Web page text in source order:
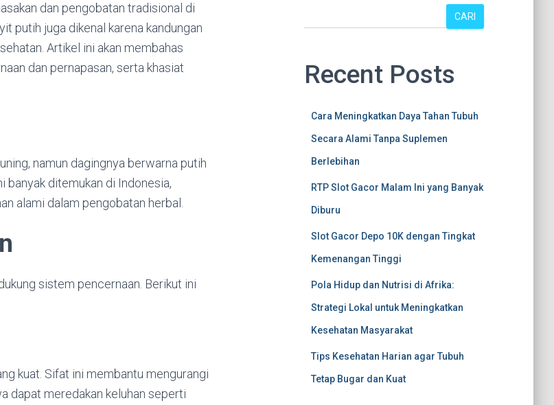
dan pengobatan tradisional di
putih juga dikenal karena kandungan
Artikel ini akan membahas
dan pernapasan, serta khasiat
namun dagingnya berwarna putih
banyak ditemukan di Indonesia,
alami dalam pengobatan herbal.
sistem pencernaan. Berikut ini
kuat. Sifat ini membantu mengurangi
dapat meredakan keluhan seperti
CARI
Recent Posts
Cara Meningkatkan Daya Tahan Tubuh
Secara Alami Tanpa Suplemen
Berlebihan
RTP Slot Gacor Malam Ini yang Banyak
Diburu
Slot Gacor Depo 10K dengan Tingkat
Kemenangan Tinggi
Pola Hidup dan Nutrisi di Afrika:
Strategi Lokal untuk Meningkatkan
Kesehatan Masyarakat
Tips Kesehatan Harian agar Tubuh
Tetap Bugar dan Kuat